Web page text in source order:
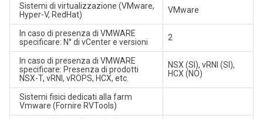
Sistemi di virtualizzazione (VMware,
Hyper-V, RedHat)
VMware
In caso di presenza di VMWARE
specificare: N° di vCenter e versioni
2
In caso di presenza di VMWARE
specificare: Presenza di prodotti
NSX-T, vRNI, vROPS, HCX, etc.
NSX (SI), vRNI (SI),
HCX (NO)
Sistemi fisici dedicati alla farm
Vmware (Fornire RVTools)